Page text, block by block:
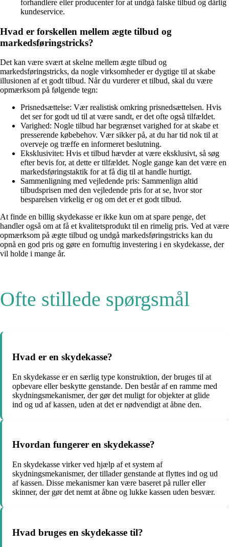
forhandlere eller producenter for at undgå falske tilbud og dårlig
kundeservice.
Hvad er forskellen mellem ægte tilbud og
markedsføringstricks?
Det kan være svært at skelne mellem ægte tilbud og
markedsføringstricks, da nogle virksomheder er dygtige til at skabe
illusionen af et godt tilbud. Når du vurderer et tilbud, skal du være
opmærksom på følgende tegn:
Prisnedsættelse: Vær realistisk omkring prisnedsættelsen. Hvis
det ser for godt ud til at være sandt, er det ofte også tilfældet.
Varighed: Nogle tilbud har begrænset varighed for at skabe et
presserende købebehov. Vær sikker på, at du har tid nok til at
overveje og træffe en informeret beslutning.
Eksklusivitet: Hvis et tilbud hævder at være eksklusivt, så søg
efter bevis for, at dette er tilfældet. Nogle gange kan det være en
markedsføringstaktik for at få dig til at handle hurtigt.
Sammenligning med vejledende pris: Sammenlign altid
tilbudsprisen med den vejledende pris for at se, hvor stor
besparelsen virkelig er og om det er et godt tilbud.
At finde en billig skydekasse er ikke kun om at spare penge, det
handler også om at få et kvalitetsprodukt til en rimelig pris. Ved at være
opmærksom på ægte tilbud og undgå markedsføringstricks kan du
opnå en god pris og gøre en fornuftig investering i en skydekasse, der
vil holde i mange år.
Ofte stillede spørgsmål
Hvad er en skydekasse?
En skydekasse er en særlig type konstruktion, der bruges til at
opbevare eller beskytte genstande. Den består af en ramme med
skydningsmekanismer, der gør det muligt for objekter at glide
ind og ud af kassen, uden at det er nødvendigt at åbne den.
Hvordan fungerer en skydekasse?
En skydekasse virker ved hjælp af et system af
skydningsmekanismer, der tillader genstande at flyttes ind og ud
af kassen. Disse mekanismer kan være baseret på ruller eller
skinner, der gør det nemt at åbne og lukke kassen uden besvær.
Hvad bruges en skydekasse til?